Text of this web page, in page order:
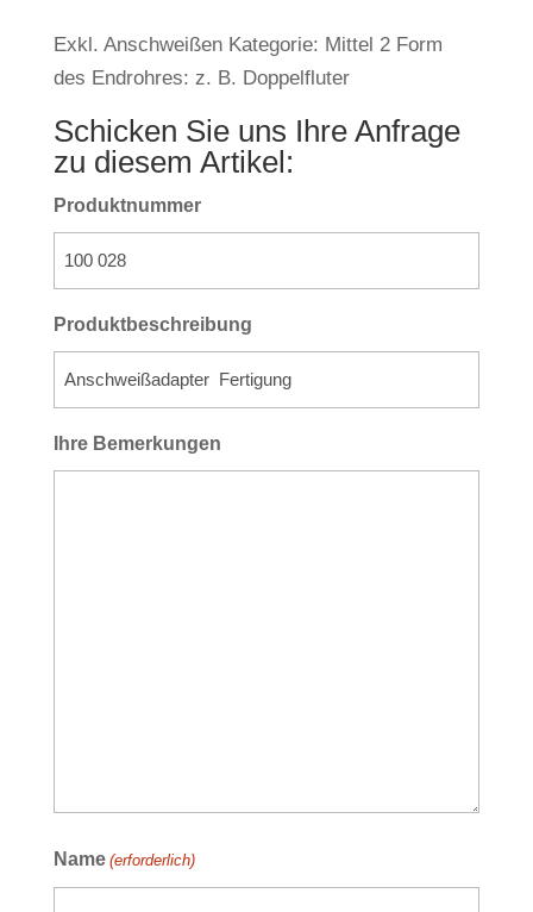
Exkl. Anschweißen Kategorie: Mittel 2 Form
des Endrohres: z. B. Doppelfluter
Schicken Sie uns Ihre Anfrage
zu diesem Artikel:
Produktnummer
Produktbeschreibung
Ihre Bemerkungen
Name (erforderlich)